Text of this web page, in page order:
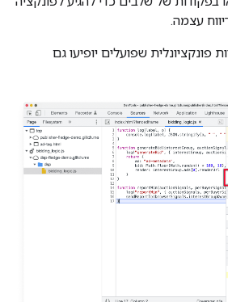
עצמה.
פונקציונלית שפועלים יופיעו גם